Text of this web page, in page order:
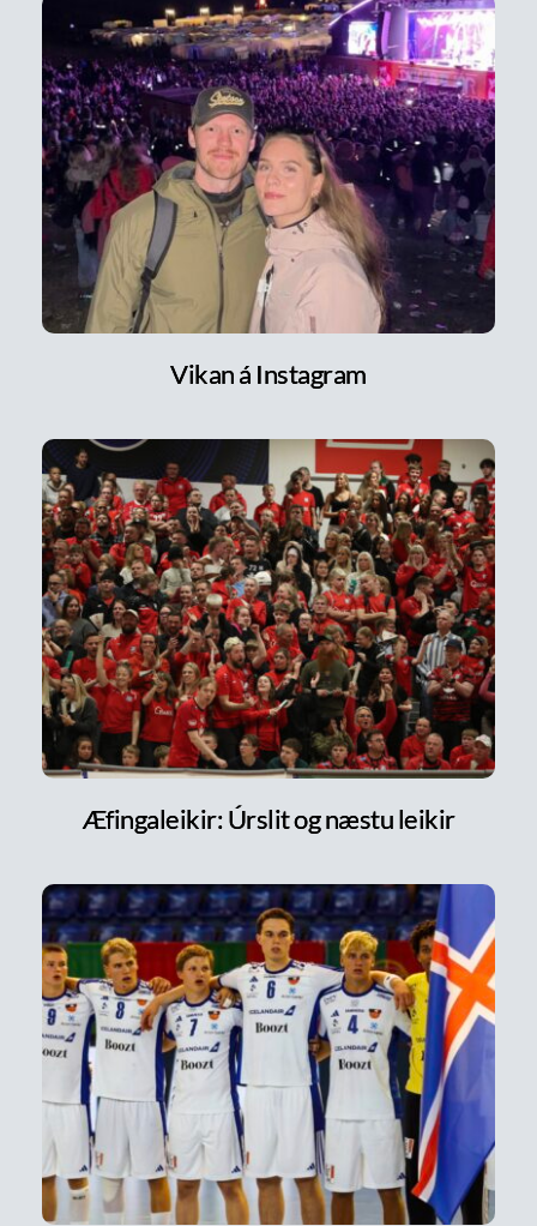
Vikan á Instagram
Æfingaleikir: Úrslit og næstu leikir